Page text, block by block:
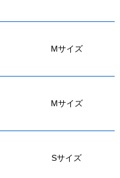
Mサイズ
Mサイズ
Sサイズ